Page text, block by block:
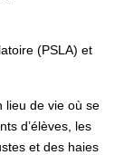
(PSLA) et
lieu de vie où se
d’élèves, les
et des haies